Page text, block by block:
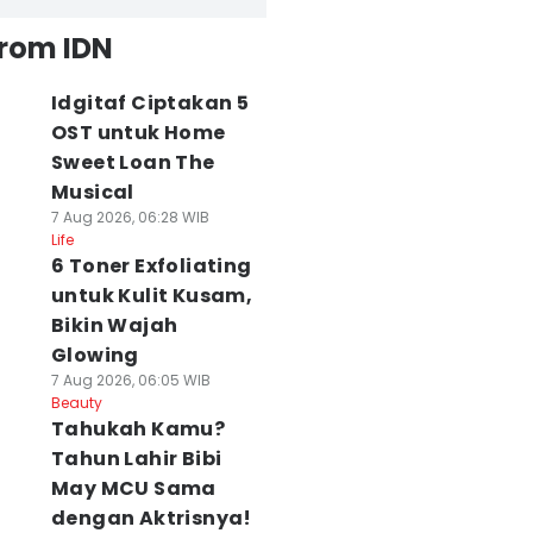
IDN
Idgitaf Ciptakan 5
OST untuk Home
Sweet Loan The
Musical
7 Aug 2026, 06:28 WIB
Life
6 Toner Exfoliating
untuk Kulit Kusam,
Bikin Wajah
Glowing
7 Aug 2026, 06:05 WIB
Beauty
Tahukah Kamu?
Tahun Lahir Bibi
May MCU Sama
dengan Aktrisnya!